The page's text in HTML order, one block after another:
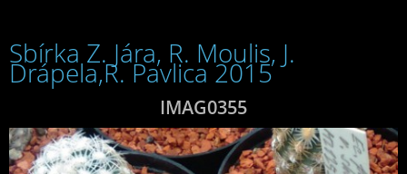
Sbírka Z. Jára, R. Moulis, J.
Drápela,R. Pavlica 2015
IMAG0355